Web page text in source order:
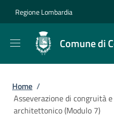
Regione Lombardia
Comune di
Briciole di pane
Home /
Asseverazione di congruità
architettonico (Modulo 7)